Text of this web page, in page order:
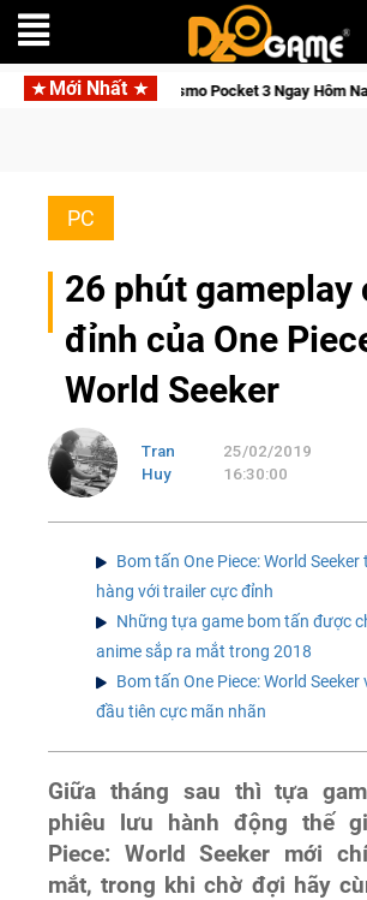
Mới Nhất
Săn DJI Osmo Pocket 3 Ngay Hôm Nay
PC
26 phút gameplay
đỉnh của One
World Seeker
Tran
Huy
25/02/2019
16:30:00
Bom tấn One Piece: World
hàng với trailer cực đỉnh
Những tựa game bom tấn được
anime sắp ra mắt trong 2018
Bom tấn One Piece: World
đầu tiên cực mãn nhãn
Giữa tháng sau thì tựa
phiêu lưu hành động thế
Piece: World Seeker mới
mắt, trong khi chờ đợi hãy